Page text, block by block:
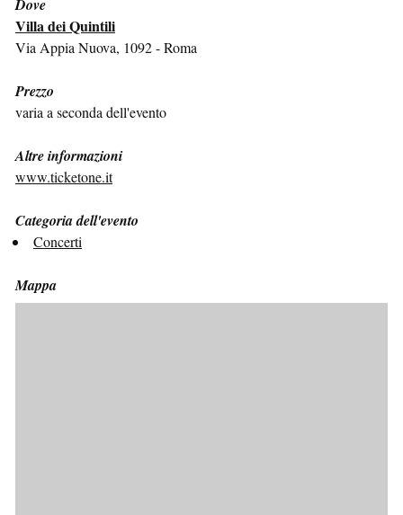
Dove
Villa dei Quintili
Via Appia Nuova, 1092 - Roma
Prezzo
varia a seconda dell'evento
Altre informazioni
www.ticketone.it
Categoria dell'evento
Concerti
Mappa